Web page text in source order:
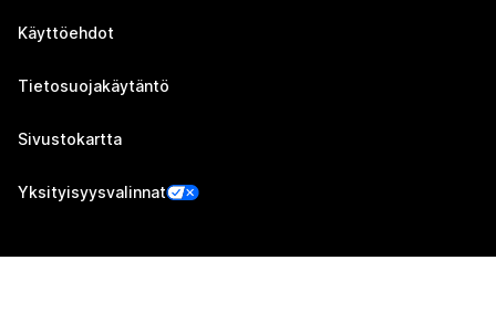
Käyttöehdot
Tietosuojakäytäntö
Sivustokartta
Yksityisyysvalinnat